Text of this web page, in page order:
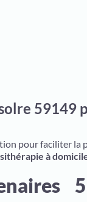
59149
pour faciliter la
à